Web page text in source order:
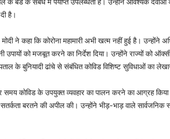
के बेड के संबंध में पर्याप्त उपलब्धता है। उन्होंने आवश्यक दवाओं
है।
ने कहा कि कोरोना महामारी अभी खत्म नहीं हुई है। उन्होंने
उपायों को मजबूत करने का निर्देश दिया। उन्होंने राज्यों को
के बुनियादी ढांचे से संबंधित कोविड विशिष्ट सुविधाओं का
समय कोविड के उपयुक्त व्यवहार का पालन करने का आग्रह
बरतने की अपील की। उन्होंने भीड़-भाड़ वाले सार्वजनिक